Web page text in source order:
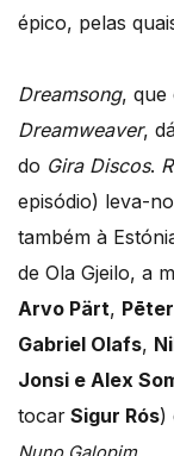
épico, pelas
Dreamsong, que
Dreamweaver,
do Gira Discos.
episódio) leva-
também à
de Ola Gjeilo, a
Arvo Pärt,
Gabriel Olafs,
Jonsi e Alex
tocar Sigur Rós)